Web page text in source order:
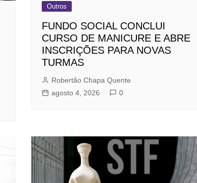
Outros
FUNDO SOCIAL CONCLUI
CURSO DE MANICURE E ABRE
INSCRIÇÕES PARA NOVAS
TURMAS
Robertão Chapa Quente
agosto 4, 2026
0